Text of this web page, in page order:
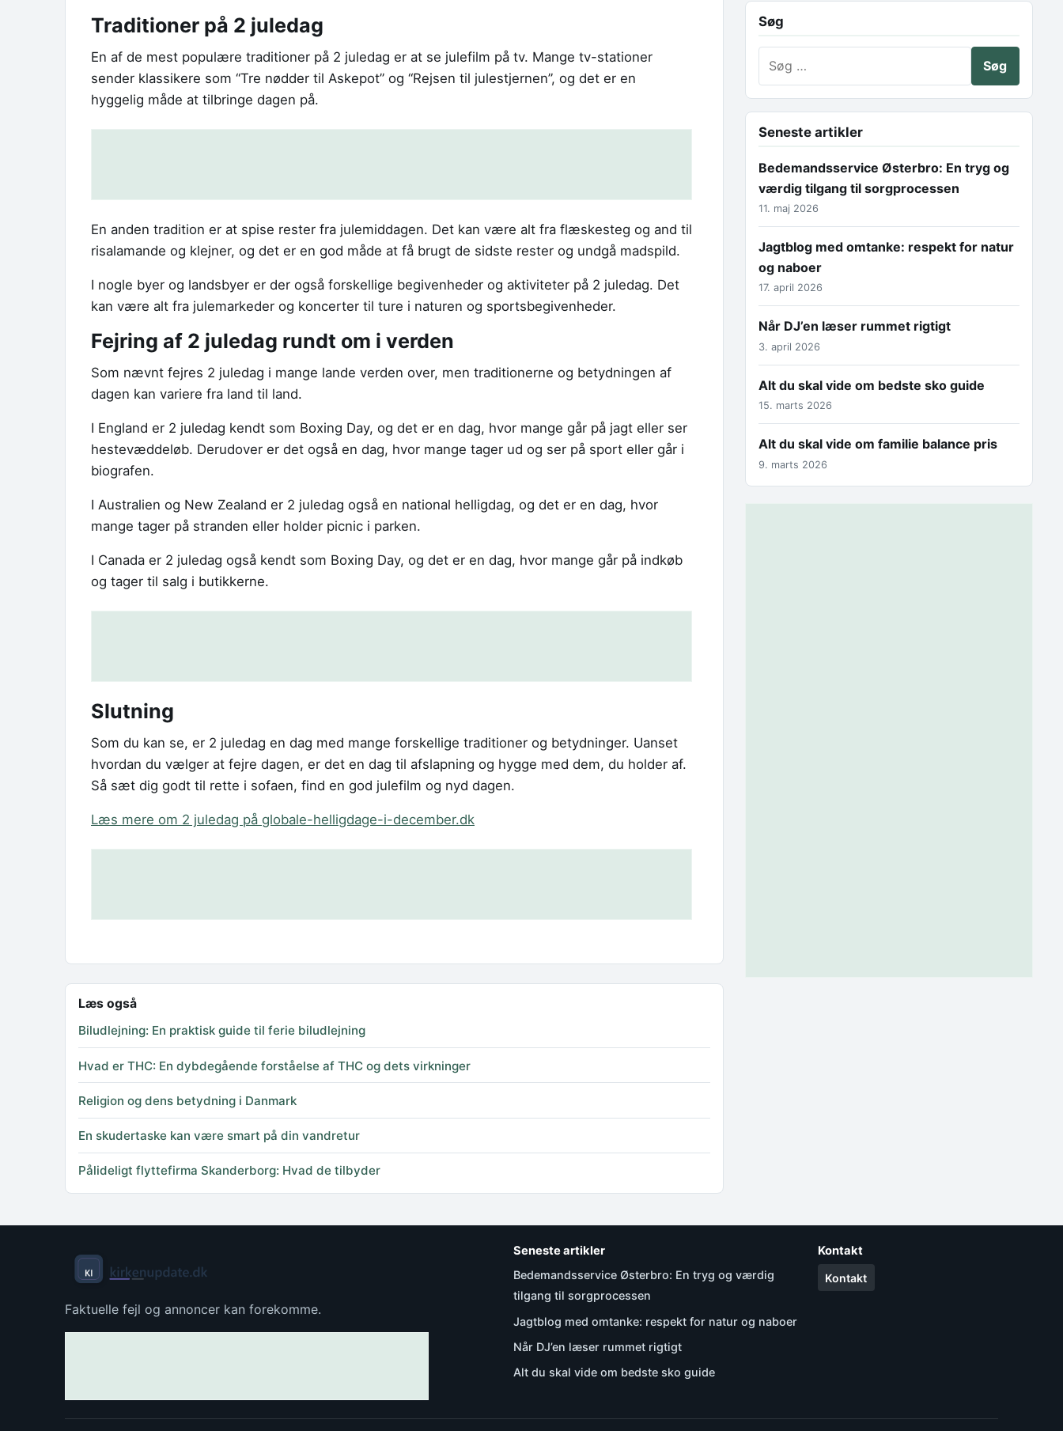
Traditioner på 2 juledag
En af de mest populære traditioner på 2 juledag er at se julefilm på tv. Mange tv-stationer
sender klassikere som “Tre nødder til Askepot” og “Rejsen til julestjernen”, og det er en
hyggelig måde at tilbringe dagen på.
En anden tradition er at spise rester fra julemiddagen. Det kan være alt fra flæskesteg og and til
risalamande og klejner, og det er en god måde at få brugt de sidste rester og undgå madspild.
I nogle byer og landsbyer er der også forskellige begivenheder og aktiviteter på 2 juledag. Det
kan være alt fra julemarkeder og koncerter til ture i naturen og sportsbegivenheder.
Fejring af 2 juledag rundt om i verden
Som nævnt fejres 2 juledag i mange lande verden over, men traditionerne og betydningen af
dagen kan variere fra land til land.
I England er 2 juledag kendt som Boxing Day, og det er en dag, hvor mange går på jagt eller ser
hestevæddeløb. Derudover er det også en dag, hvor mange tager ud og ser på sport eller går i
biografen.
I Australien og New Zealand er 2 juledag også en national helligdag, og det er en dag, hvor
mange tager på stranden eller holder picnic i parken.
I Canada er 2 juledag også kendt som Boxing Day, og det er en dag, hvor mange går på indkøb
og tager til salg i butikkerne.
Slutning
Som du kan se, er 2 juledag en dag med mange forskellige traditioner og betydninger. Uanset
hvordan du vælger at fejre dagen, er det en dag til afslapning og hygge med dem, du holder af.
Så sæt dig godt til rette i sofaen, find en god julefilm og nyd dagen.
Læs mere om 2 juledag på globale-helligdage-i-december.dk
Læs også
Biludlejning: En praktisk guide til ferie biludlejning
Hvad er THC: En dybdegående forståelse af THC og dets virkninger
Religion og dens betydning i Danmark
En skudertaske kan være smart på din vandretur
Pålideligt flyttefirma Skanderborg: Hvad de tilbyder
Søg
Seneste artikler
Bedemandsservice Østerbro: En tryg og
værdig tilgang til sorgprocessen
11. maj 2026
Jagtblog med omtanke: respekt for natur
og naboer
17. april 2026
Når DJ’en læser rummet rigtigt
3. april 2026
Alt du skal vide om bedste sko guide
15. marts 2026
Alt du skal vide om familie balance pris
9. marts 2026
Faktuelle fejl og annoncer kan forekomme.
Seneste artikler
Bedemandsservice Østerbro: En tryg og værdig
tilgang til sorgprocessen
Jagtblog med omtanke: respekt for natur og naboer
Når DJ’en læser rummet rigtigt
Alt du skal vide om bedste sko guide
Kontakt
Kontakt